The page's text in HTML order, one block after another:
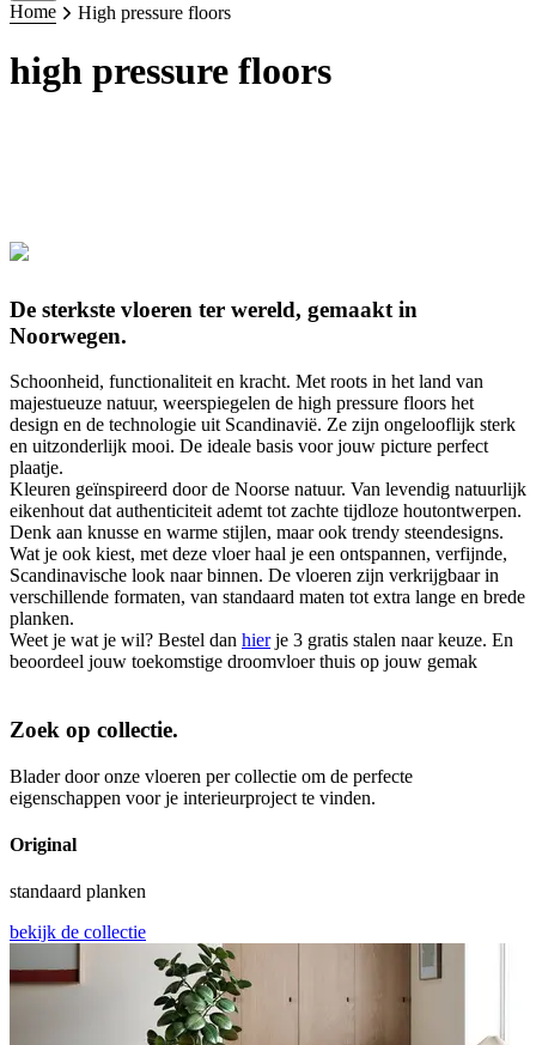
Home High pressure floors
high pressure floors
De sterkste vloeren ter wereld, gemaakt in
Noorwegen.
Schoonheid, functionaliteit en kracht. Met roots in het land van
majestueuze natuur, weerspiegelen de high pressure floors het
design en de technologie uit Scandinavië. Ze zijn ongelooflijk sterk
en uitzonderlijk mooi. De ideale basis voor jouw picture perfect
plaatje.
Kleuren geïnspireerd door de Noorse natuur. Van levendig natuurlijk
eikenhout dat authenticiteit ademt tot zachte tijdloze houtontwerpen.
Denk aan knusse en warme stijlen, maar ook trendy steendesigns.
Wat je ook kiest, met deze vloer haal je een ontspannen, verfijnde,
Scandinavische look naar binnen. De vloeren zijn verkrijgbaar in
verschillende formaten, van standaard maten tot extra lange en brede
planken.
Weet je wat je wil? Bestel dan hierje 3 gratis stalen naar keuze. En
beoordeel jouw toekomstige droomvloer thuis op jouw gemak
Zoek op collectie.
Blader door onze vloeren per collectie om de perfecte
eigenschappen voor je interieurproject te vinden.
Original
standaard planken
bekijk de collectie